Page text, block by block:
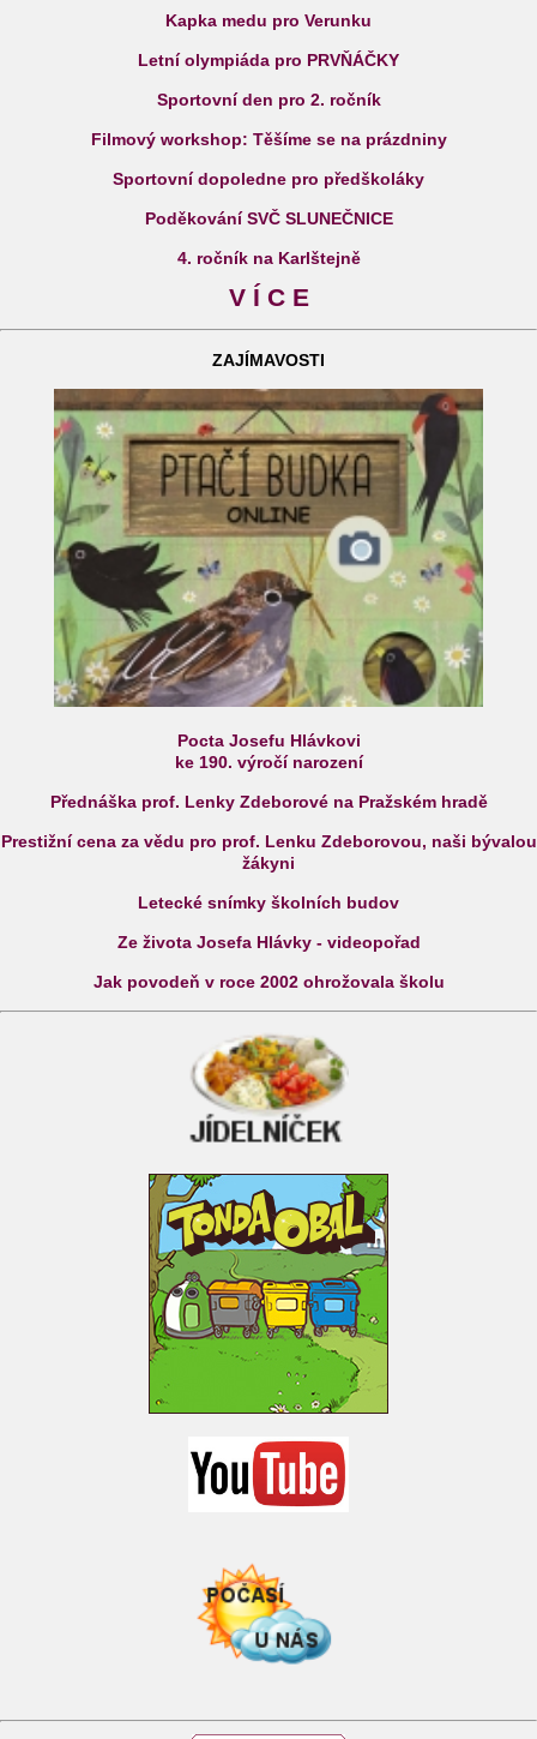
Kapka medu pro Verunku
Letní olympiáda pro PRVŇÁČKY
Sportovní den pro 2. ročník
Filmový workshop: Těšíme se na prázdniny
Sportovní dopoledne pro předškoláky
Poděkování SVČ SLUNEČNICE
4. ročník na Karlštejně
V Í C E
ZAJÍMAVOSTI
Pocta Josefu Hlávkovi
ke 190. výročí narození
Přednáška prof. Lenky Zdeborové na Pražském hradě
Prestižní cena za vědu pro prof. Lenku Zdeborovou, naši bývalou
žákyni
Letecké snímky školních budov
Ze života Josefa Hlávky - videopořad
Jak povodeň v roce 2002 ohrožovala školu